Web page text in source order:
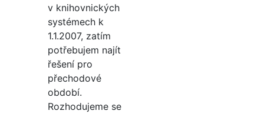
v knihovnických
systémech k
1.1.2007, zatím
potřebujem najít
řešení pro
přechodové
období.
Rozhodujeme se